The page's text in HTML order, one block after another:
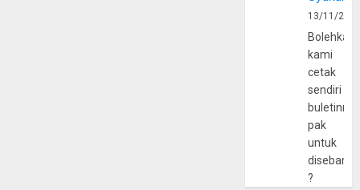
13/11/
Bolehkah
kami
cetak
sendiri
pak
untuk
?